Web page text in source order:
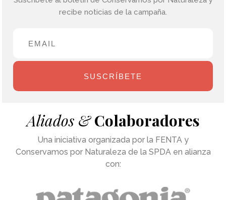
recibe noticias de la campaña.
SUSCRÍBETE
Aliados & Colaboradores
Una iniciativa organizada por la FENTA y
Conservamos por Naturaleza de la SPDA en alianza
con: